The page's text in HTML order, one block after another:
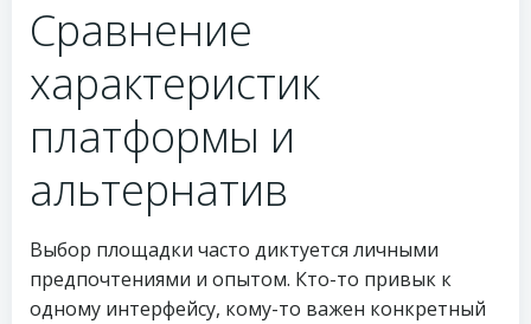
Сравнение
характеристик
платформы и
альтернатив
Выбор площадки часто диктуется личными
предпочтениями и опытом. Кто-то привык к
одному интерфейсу, кому-то важен конкретный